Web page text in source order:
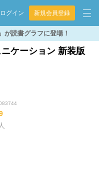
ログイン 新規会員登録
が読書グラフに登場！
ケーション 新装版
人